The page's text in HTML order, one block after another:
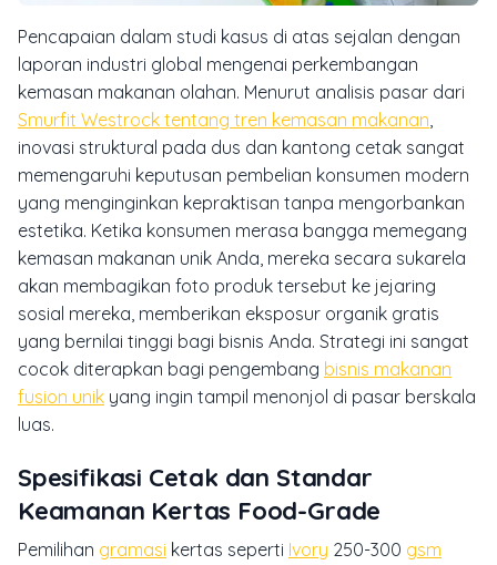
Pencapaian dalam studi kasus di atas sejalan dengan
laporan industri global mengenai perkembangan
kemasan makanan olahan. Menurut analisis pasar dari
Smurfit Westrock tentang tren kemasan makanan,
inovasi struktural pada dus dan kantong cetak sangat
memengaruhi keputusan pembelian konsumen modern
yang menginginkan kepraktisan tanpa mengorbankan
estetika. Ketika konsumen merasa bangga memegang
kemasan makanan unik Anda, mereka secara sukarela
akan membagikan foto produk tersebut ke jejaring
sosial mereka, memberikan eksposur organik gratis
yang bernilai tinggi bagi bisnis Anda. Strategi ini sangat
cocok diterapkan bagi pengembang bisnis makanan
fusion unik yang ingin tampil menonjol di pasar berskala
luas.
Spesifikasi Cetak dan Standar
Keamanan Kertas Food-Grade
Pemilihan gramasi kertas seperti Ivory 250-300 gsm